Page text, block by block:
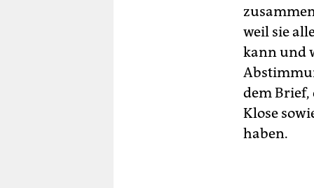
weil sie
kann und
dem Brief,
Klose
haben.